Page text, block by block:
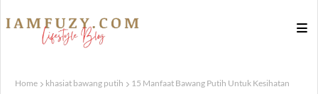
Home khasiat bawang putih 15 Manfaat Bawang Putih Untuk Kesihatan